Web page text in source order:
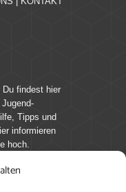
findest hier
Tipps und
informieren
hoch.